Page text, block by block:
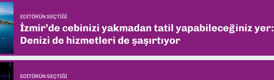
EDITÖRÜN SEÇTIĞI
İzmir’de cebinizi yakmadan tatil yapabileceğiniz yer:
Denizi de hizmetleri de şaşırtıyor
EDITÖRÜN SEÇTIĞI